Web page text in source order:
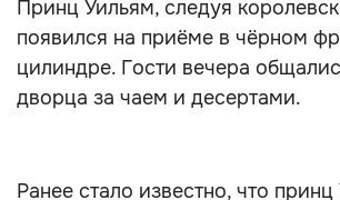
Принц Уильям, следуя
появился на приёме в чёрном
цилиндре. Гости вечера
дворца за чаем и десертами.
Ранее стало известно, что